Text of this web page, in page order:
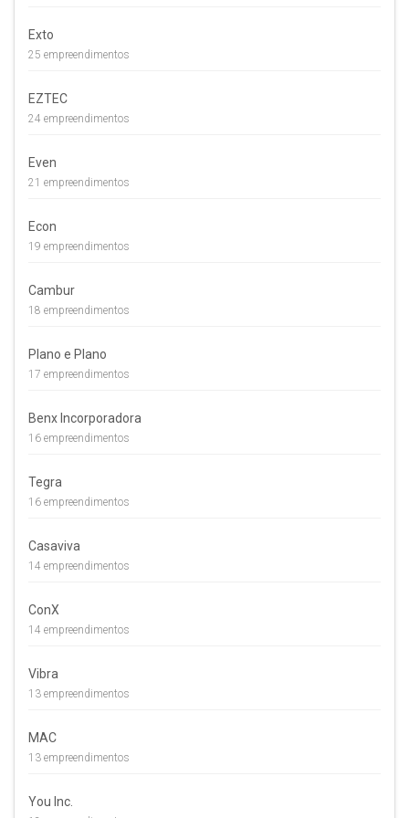
Exto
25 empreendimentos
EZTEC
24 empreendimentos
Even
21 empreendimentos
Econ
19 empreendimentos
Cambur
18 empreendimentos
Plano e Plano
17 empreendimentos
Benx Incorporadora
16 empreendimentos
Tegra
16 empreendimentos
Casaviva
14 empreendimentos
ConX
14 empreendimentos
Vibra
13 empreendimentos
MAC
13 empreendimentos
You Inc.